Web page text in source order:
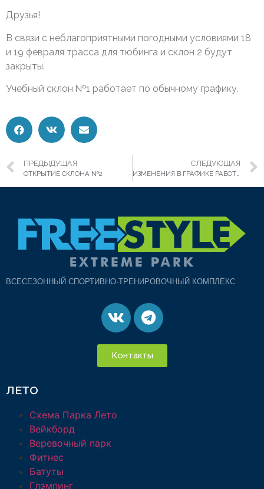
Друзья!
В связи с неблагоприятными погодными условиями 18
и 19 февраля трасса для тюбинга и склон 2 будут
закрыты.
Учебный склон №1 работает по обычному графику.
ПРЕДЫДУЩАЯ
ОТКРЫТИЕ СКЛОНА №2
СЛЕДУЮЩАЯ
ИЗМЕНЕНИЯ В ГРАФИКЕ РАБОТЫ ПАРКА
ВСЕСЕЗОННЫЙ СПОРТИВНО-ТРЕНИРОВОЧНЫЙ КОМПЛЕКС
Контакты
ЛЕТО
Схема Парка Лето
Вейкборд
Веревочный парк
Фитнес
Батуты
Глэмпинг